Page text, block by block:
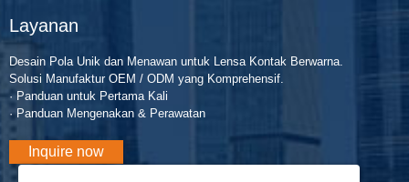
Layanan
Desain Pola Unik dan Menawan untuk Lensa Kontak Berwarna.
Solusi Manufaktur OEM / ODM yang Komprehensif.
· Panduan untuk Pertama Kali
· Panduan Mengenakan & Perawatan
Inquire now